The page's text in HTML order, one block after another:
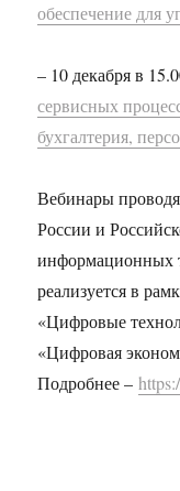
обеспечение для
– 10 декабря в
сервисных
бухгалтерия,
Вебинары
России и
информационных
реализуется в
«Цифровые
«Цифровая
Подробнее –